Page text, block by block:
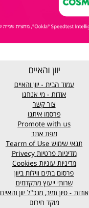
יוון והאיים
עמוד הבית - יוון והאיים
אודות - מי אנחנו
צור קשר
פרסמו איתנו
Promote with us
מפת אתר
תנאי שימוש
מדיניות פרטיות Privecy
מדיניות עוגיות Cookies
פרסום בתים ווילות ביוון
שרותי ייעוץ מתקדמים
אודות - סיון זמיר, מנכ"ל יוון והאיים
מוקד חירום